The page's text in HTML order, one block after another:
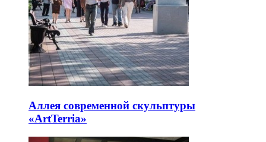
Аллея современной скульптуры
«ArtTerria»